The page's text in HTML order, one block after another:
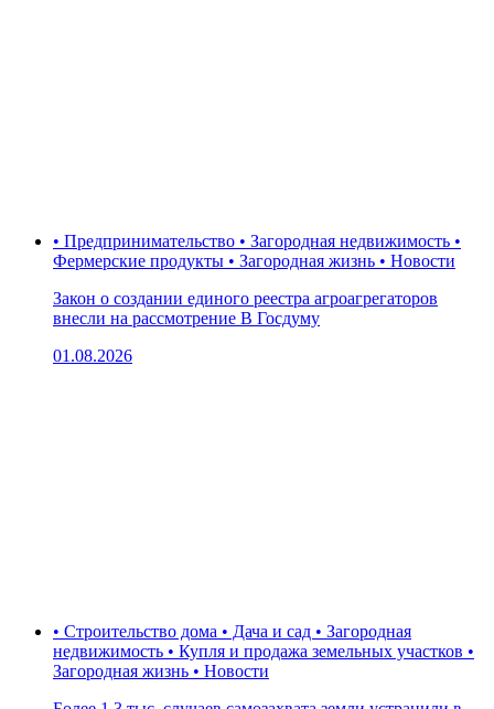
• Предпринимательство • Загородная недвижимость •
Фермерские продукты • Загородная жизнь • Новости
Закон о создании единого реестра агроагрегаторов
внесли на рассмотрение В Госдуму
01.08.2026
• Строительство дома • Дача и сад • Загородная
недвижимость • Купля и продажа земельных участков •
Загородная жизнь • Новости